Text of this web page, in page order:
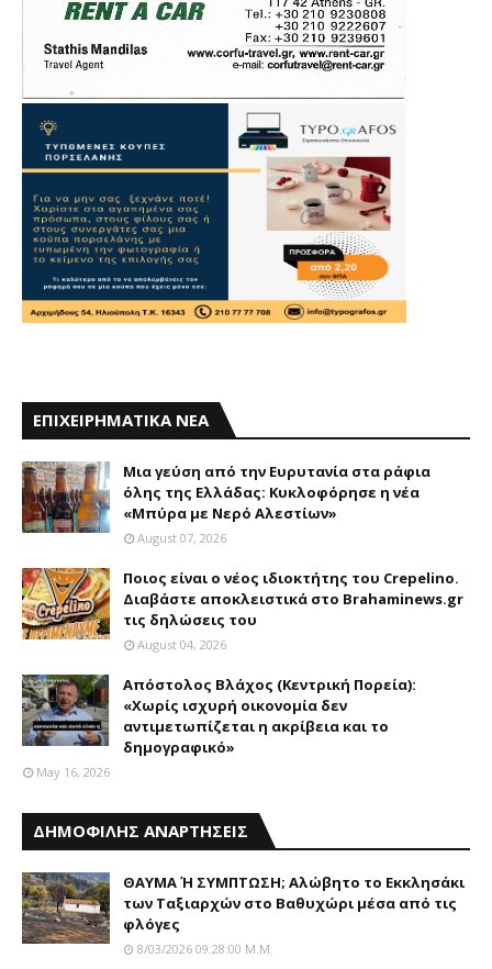
ΕΠΙΧΕΙΡΗΜΑΤΙΚΑ ΝΕΑ
Mια γεύση από την Eυρυτανία στα ράφια
όλης της Ελλάδας: Κυκλοφόρησε η νέα
«Μπύρα με Nερό Aλεστίων»
August 07, 2026
Ποιος είναι ο νέος ιδιοκτήτης του Crepelino.
Διαβάστε αποκλειστικά στο Brahaminews.gr
τις δηλώσεις του
August 04, 2026
Απόστολος Βλάχος (Κεντρική Πορεία):
«Χωρίς ισχυρή οικονομία δεν
αντιμετωπίζεται η ακρίβεια και το
δημογραφικό»
May 16, 2026
ΔΗΜΟΦΙΛΗΣ ΑΝΑΡΤΗΣΕΙΣ
ΘΑΥΜΑ Ή ΣΥΜΠΤΩΣΗ; Aλώβητο το Eκκλησάκι
των Tαξιαρχών στο Bαθυχώρι μέσα από τις
φλόγες
8/03/2026 09:28:00 Μ.μ.